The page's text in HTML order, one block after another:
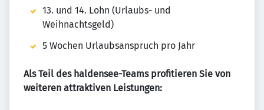
13. und 14. Lohn (Urlaubs- und
Weihnachtsgeld)
5 Wochen Urlaubsanspruch pro Jahr
Als Teil des haldensee-Teams profitieren Sie von
weiteren attraktiven Leistungen: